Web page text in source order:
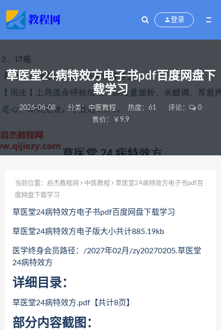
登录
草医堂24病特效方电子书pdf百度网盘下
载学习
2026-06-08 分类：中医教程 热度：61 评论：
0
售价：￥9.9
当前位置： 启杰教程网 中医教程
草医堂24病特效方电子书pdf百
度网盘下载学习
草医堂24病特效方电子书pdf百度网盘下载学习
草医堂24病特效方电子版大小共计885.19kb
医学终身会员路径：/2027年02月/zy20270205.草医堂
24病特效方
详细目录：
草医堂24病特效方.pdf【共计8页】
部分内容截图：